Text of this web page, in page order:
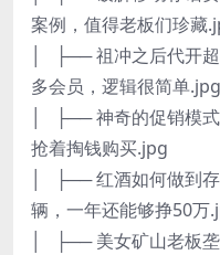
案例，值得老板们珍藏
│ ├── 祖冲之后代开
多会员，逻辑很简单.jpg
│ ├── 神奇的促销模
抢着掏钱购买.jpg
│ ├── 红酒如何做到
辆，一年还能够挣50万
│ ├── 美女矿山老板